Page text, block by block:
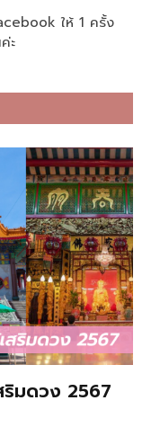
ให้ 1 ครั้ง
ะ
มดวง 2567